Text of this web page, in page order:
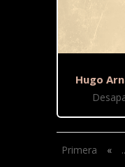
Hugo
Primera «